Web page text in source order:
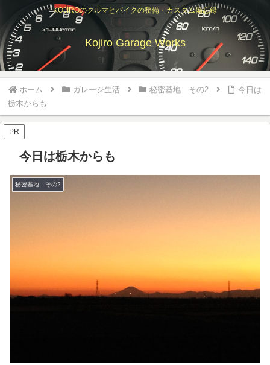
KOJIROのクルマとバイクの整備・カスタム備忘録
Kojiro Garage Works
ホーム ガレージ生活 秘密基地 その2
今日は
栃木からも
PR
今日は栃木からも
秘密基地 その2